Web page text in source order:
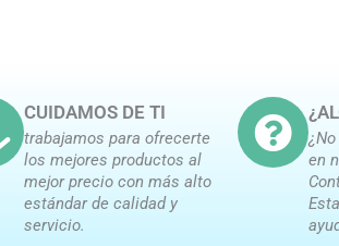
CUIDAMOS DE TI
trabajamos para ofrecerte
los mejores productos al
mejor precio con más alto
estándar de calidad y
servicio.
en